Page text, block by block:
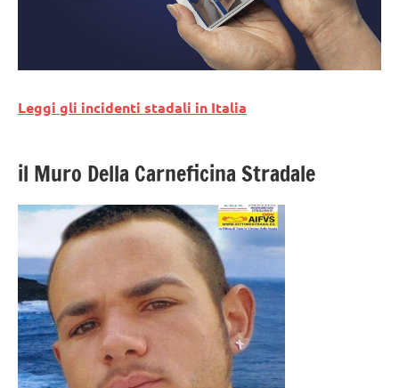
Leggi gli incidenti stadali in Italia
il Muro Della Carneficina Stradale